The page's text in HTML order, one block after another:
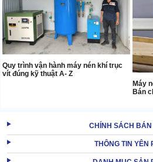
Quy trình vận hành máy nén khí trục
vít đúng kỹ thuật A- Z
Máy
Bán
CHÍNH SÁCH
THÔNG TIN YÊN